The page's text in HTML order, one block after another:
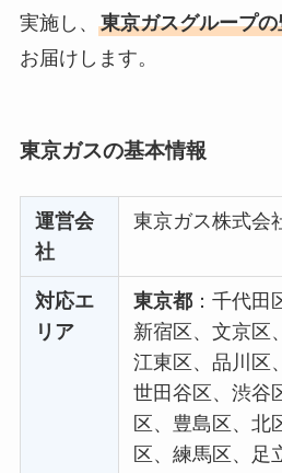
実施し、 東京ガスグループ
お届けします。
東京ガスの基本情報
運営会
社
東京ガス株式会
対応エ
リア
東京都 ：千代田
新宿区、文京区
江東区、品川区
世田谷区、渋谷
区、豊島区、北
区、練馬区、足